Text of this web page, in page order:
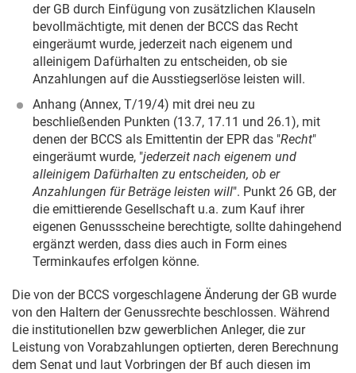
der GB durch Einfügung von zusätzlichen Klauseln
bevollmächtigte, mit denen der BCCS das Recht
eingeräumt wurde, jederzeit nach eigenem und
alleinigem Dafürhalten zu entscheiden, ob sie
Anzahlungen auf die Ausstiegserlöse leisten will.
Anhang (Annex, T/19/4) mit drei neu zu
beschließenden Punkten (13.7, 17.11 und 26.1), mit
denen der BCCS als Emittentin der EPR das "Recht"
eingeräumt wurde, "jederzeit nach eigenem und
alleinigem Dafürhalten zu entscheiden, ob er
Anzahlungen für Beträge leisten will". Punkt 26 GB, der
die emittierende Gesellschaft u.a. zum Kauf ihrer
eigenen Genussscheine berechtigte, sollte dahingehend
ergänzt werden, dass dies auch in Form eines
Terminkaufes erfolgen könne.
Die von der BCCS vorgeschlagene Änderung der GB wurde
von den Haltern der Genussrechte beschlossen. Während
die institutionellen bzw gewerblichen Anleger, die zur
Leistung von Vorabzahlungen optierten, deren Berechnung
dem Senat und laut Vorbringen der Bf auch diesen im